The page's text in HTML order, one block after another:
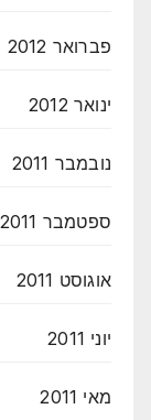
פברואר 2012
ינואר 2012
נובמבר 2011
ספטמבר 2011
אוגוסט 2011
יוני 2011
מאי 2011